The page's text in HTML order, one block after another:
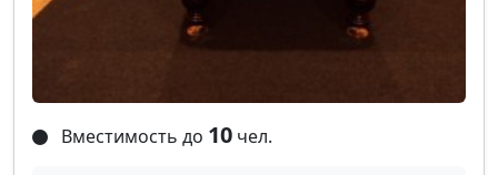
Вместимость до 10 чел.